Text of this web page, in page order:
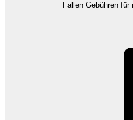
Fallen Gebühren